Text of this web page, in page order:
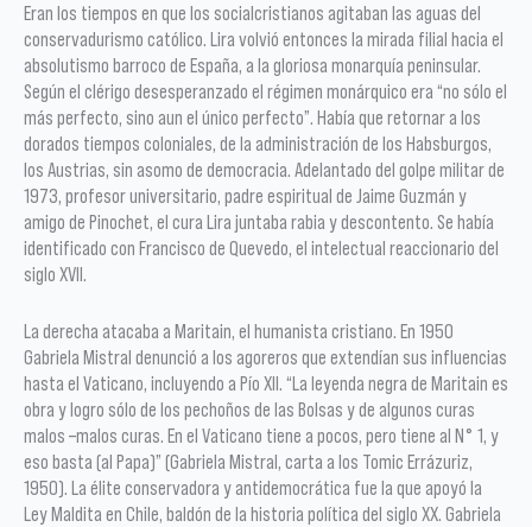
Eran los tiempos en que los socialcristianos agitaban las aguas del
conservadurismo católico. Lira volvió entonces la mirada filial hacia el
absolutismo barroco de España, a la gloriosa monarquía peninsular.
Según el clérigo desesperanzado el régimen monárquico era “no sólo el
más perfecto, sino aun el único perfecto”. Había que retornar a los
dorados tiempos coloniales, de la administración de los Habsburgos,
los Austrias, sin asomo de democracia. Adelantado del golpe militar de
1973, profesor universitario, padre espiritual de Jaime Guzmán y
amigo de Pinochet, el cura Lira juntaba rabia y descontento. Se había
identificado con Francisco de Quevedo, el intelectual reaccionario del
siglo XVII.
La derecha atacaba a Maritain, el humanista cristiano. En 1950
Gabriela Mistral denunció a los agoreros que extendían sus influencias
hasta el Vaticano, incluyendo a Pío XII. “La leyenda negra de Maritain es
obra y logro sólo de los pechoños de las Bolsas y de algunos curas
malos –malos curas. En el Vaticano tiene a pocos, pero tiene al N° 1, y
eso basta (al Papa)” (Gabriela Mistral, carta a los Tomic Errázuriz,
1950). La élite conservadora y antidemocrática fue la que apoyó la
Ley Maldita en Chile, baldón de la historia política del siglo XX. Gabriela